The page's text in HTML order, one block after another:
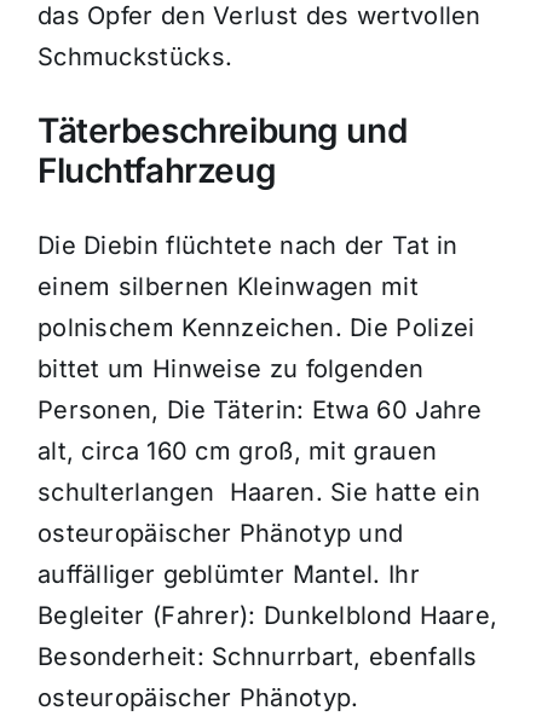
das Opfer den Verlust des wertvollen
Schmuckstücks.
Täterbeschreibung und
Fluchtfahrzeug
Die Diebin flüchtete nach der Tat in
einem silbernen Kleinwagen mit
polnischem Kennzeichen. Die Polizei
bittet um Hinweise zu folgenden
Personen, Die Täterin: Etwa 60 Jahre
alt, circa 160 cm groß, mit grauen
schulterlangen Haaren. Sie hatte ein
osteuropäischer Phänotyp und
auffälliger geblümter Mantel. Ihr
Begleiter (Fahrer): Dunkelblond Haare,
Besonderheit: Schnurrbart, ebenfalls
osteuropäischer Phänotyp.